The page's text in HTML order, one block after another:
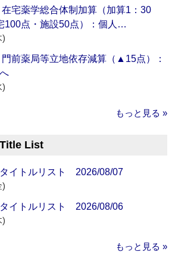
在宅薬学総合体制加算（加算1：30
100点・施設50点）：個人…
)
門前薬局等立地依存減算（▲15点）：
)
もっと見る »
List
イトルリスト 2026/08/07
)
イトルリスト 2026/08/06
)
もっと見る »